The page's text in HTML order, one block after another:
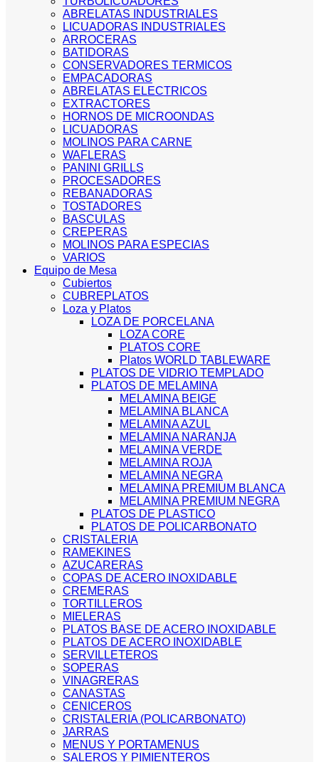
ABRELATAS INDUSTRIALES
LICUADORAS INDUSTRIALES
ARROCERAS
BATIDORAS
CONSERVADORES TERMICOS
EMPACADORAS
ABRELATAS ELECTRICOS
EXTRACTORES
HORNOS DE MICROONDAS
LICUADORAS
MOLINOS PARA CARNE
WAFLERAS
PANINI GRILLS
PROCESADORES
REBANADORAS
TOSTADORES
BASCULAS
CREPERAS
MOLINOS PARA ESPECIAS
VARIOS
Equipo de Mesa
Cubiertos
CUBREPLATOS
Loza y Platos
LOZA DE PORCELANA
LOZA CORE
PLATOS CORE
Platos WORLD TABLEWARE
PLATOS DE VIDRIO TEMPLADO
PLATOS DE MELAMINA
MELAMINA BEIGE
MELAMINA BLANCA
MELAMINA AZUL
MELAMINA NARANJA
MELAMINA VERDE
MELAMINA ROJA
MELAMINA NEGRA
MELAMINA PREMIUM BLANCA
MELAMINA PREMIUM NEGRA
PLATOS DE PLASTICO
PLATOS DE POLICARBONATO
CRISTALERIA
RAMEKINES
AZUCARERAS
COPAS DE ACERO INOXIDABLE
CREMERAS
TORTILLEROS
MIELERAS
PLATOS BASE DE ACERO INOXIDABLE
PLATOS DE ACERO INOXIDABLE
SERVILLETEROS
SOPERAS
VINAGRERAS
CANASTAS
CENICEROS
CRISTALERIA (POLICARBONATO)
JARRAS
MENUS Y PORTAMENUS
SALEROS Y PIMIENTEROS